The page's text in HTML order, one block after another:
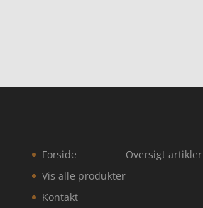
Forside
Vis alle produkter
Kontakt
Oversigt artikler